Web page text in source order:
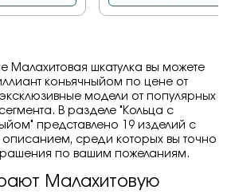
Малахитовая шкатулка вы можете
коньячныйом по цене от
модели от популярных
В разделе "Кольца с
представлено 19 изделий с
среди которых вы точно
по вашим пожеланиям.
Малахитовую